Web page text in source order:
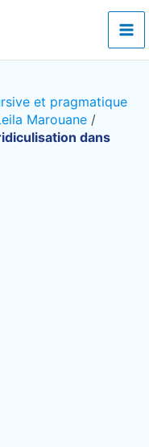
et pragmatique
Marouane /
dans